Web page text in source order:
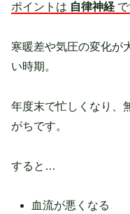
ポイントは 自律神経
寒暖差や気圧の変化が
い時期。
年度末で忙しくなり、
がちです。
すると…
血流が悪くなる